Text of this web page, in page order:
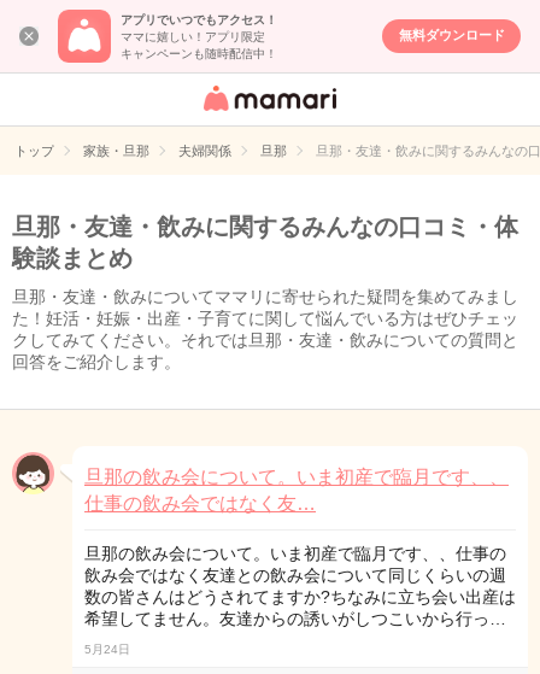
アプリでいつでもアクセス！
ママに嬉しい！アプリ限定
キャンペーンも随時配信中！
無料ダウンロード
女性専用匿名QA
イト
トップ 家族・旦那 夫婦関係 旦那 旦那・友達・飲みに関するみんなの
旦那・友達・飲みに関するみんなの口コミ・体
験談まとめ
旦那・友達・飲みについてママリに寄せられた疑問を集めてみまし
た！妊活・妊娠・出産・子育てに関して悩んでいる方はぜひチェッ
クしてみてください。それでは旦那・友達・飲みについての質問と
回答をご紹介します。
旦那の飲み会について。いま初産で臨月です、、
仕事の飲み会ではなく友…
旦那の飲み会について。いま初産で臨月です、、仕事の
飲み会ではなく友達との飲み会について同じくらいの週
数の皆さんはどうされてますか?ちなみに立ち会い出産は
希望してません。友達からの誘いがしつこいから行っ…
5月24日